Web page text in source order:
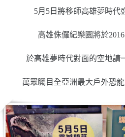
5月5日將移師高雄夢時代
高雄侏儸紀樂園將於2016
於高雄夢時代對面的空地請
萬眾矚目全亞洲最大戶外恐